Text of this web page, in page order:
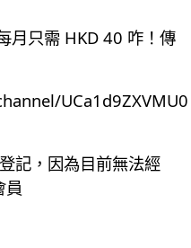
月只需 HKD 40 咋！傳
UCa1d9ZXVMU0
記，因為目前無法經
員